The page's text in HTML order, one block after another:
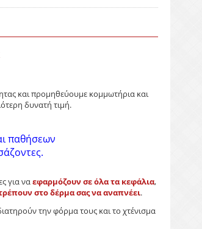
και προμηθεύουμε κομμωτήρια και
δυνατή τιμή.
παθήσεων
για ναεφαρμόζουν σε όλα τα κεφάλια,
στο δέρμα σας να αναπνέει.
την φόρμα τους και το χτένισμα